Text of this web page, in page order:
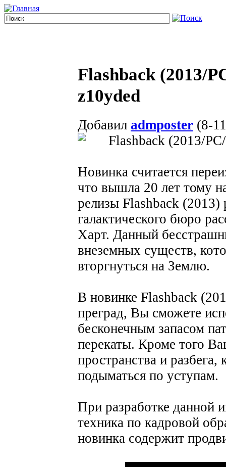
Flashback (2013/
z10yded
Добавил admposter (8-
Новинка считается
что вышла 20 лет тому
релизы Flashback (2013)
галактического бюро
Харт. Данный
внеземных существ,
вторгнуться на Землю.
В новинке Flashback
преград, Вы сможете
бесконечным запасом
перекаты. Кроме того
пространства и разбега,
подыматься по уступам.
При разработке данной
техника по кадровой
новинка содержит